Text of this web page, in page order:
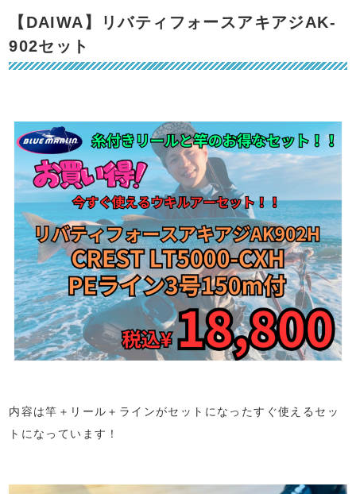
【DAIWA】リバティフォースアキアジAK-
902セット
内容は竿＋リール＋ラインがセットになったすぐ使えるセッ
トになっています！